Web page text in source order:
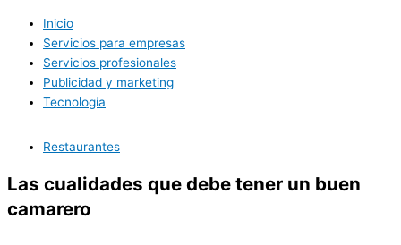
Inicio
Servicios para empresas
Servicios profesionales
Publicidad y marketing
Tecnología
Restaurantes
Las cualidades que debe tener un buen
camarero